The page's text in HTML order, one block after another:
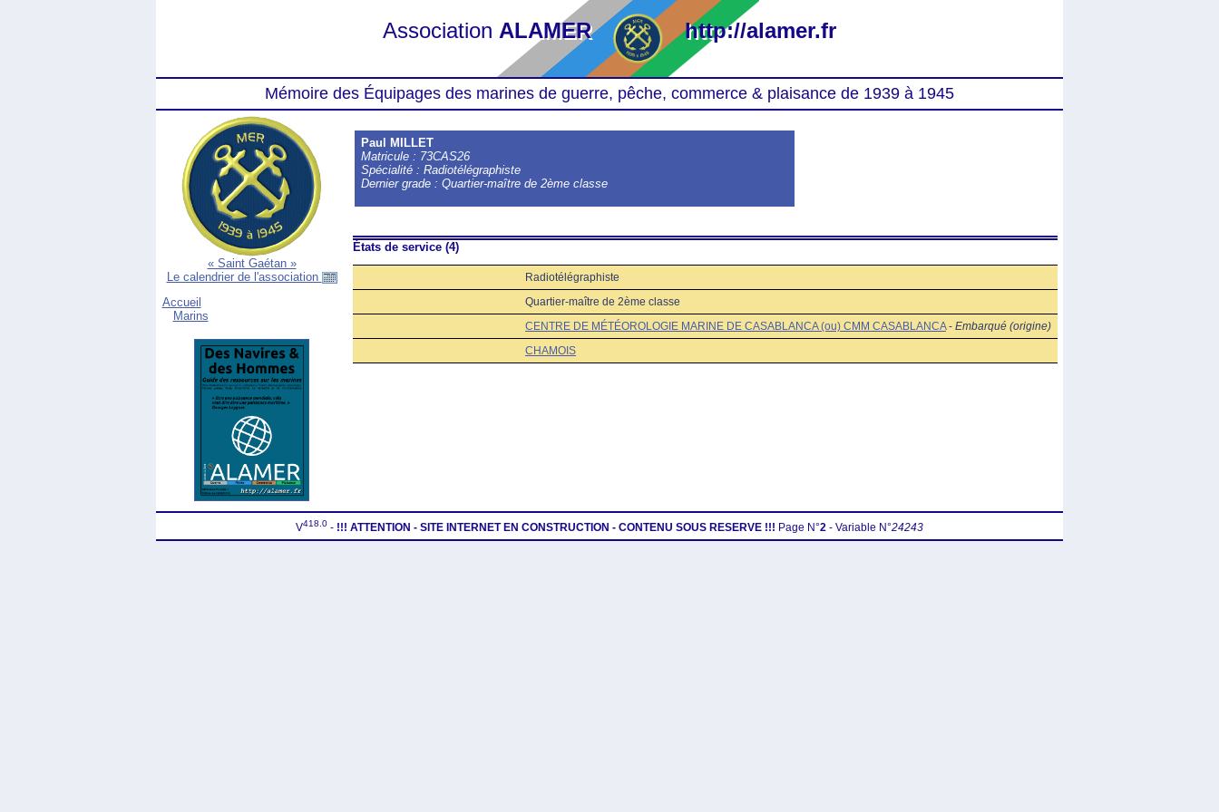
Association ALAMER http://alamer.fr
Mémoire des Équipages des marines de guerre, pêche, commerce & plaisance de 1939 à 1945
« Saint Gaétan »
Le calendrier de l'association
Accueil
Marins
Paul MILLET
Matricule : 73CAS26
Spécialité : Radiotélégraphiste
Dernier grade : Quartier-maître de 2ème classe
États de service (4)
Radiotélégraphiste
Quartier-maître de 2ème classe
CENTRE DE MÉTÉOROLOGIE MARINE DE CASABLANCA (ou) CMM CASABLANCA- Embarqué (origine)
CHAMOIS
V418.0 - !!! ATTENTION - SITE INTERNET EN CONSTRUCTION - CONTENU SOUS RESERVE !!! Page N°2 - Variable N°24243